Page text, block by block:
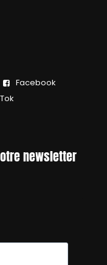
Facebook
newsletter